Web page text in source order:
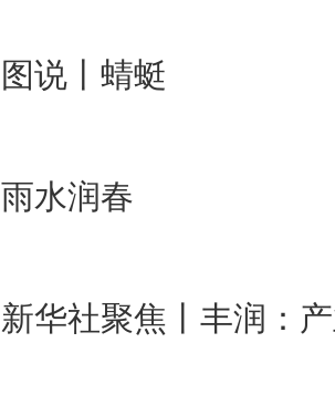
图说丨蜻蜓
雨水润春
新华社聚焦丨丰润：